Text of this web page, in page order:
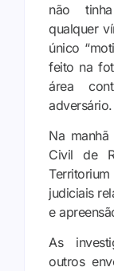
não
qualquer
único
feito na
área
adversário.
Na
Civil de
judiciais
e
As
outros